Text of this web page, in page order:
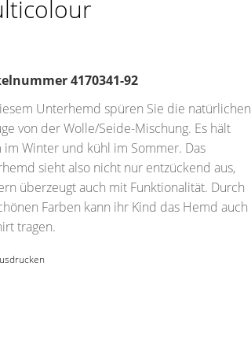
4170341-92
Unterhemd spüren Sie die natürlichen
von der Wolle/Seide-Mischung. Es hält
im Winter und kühl im Sommer. Das
sieht also nicht nur entzückend aus,
überzeugt auch mit Funktionalität. Durch
Farben kann ihr Kind das Hemd auch
tragen.